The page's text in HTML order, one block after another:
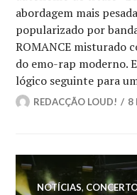
abordagem mais
popularizado por
ROMANCE misturado
do emo-rap moderno.
lógico seguinte para
REDACÇÃO LOUD! 8
NOTÍCIAS,